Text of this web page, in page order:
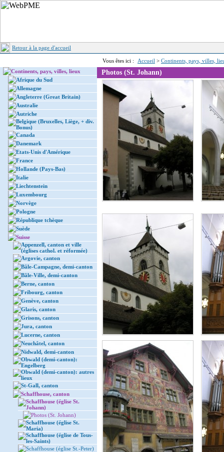
Retour à la page d'accueil
Vous êtes ici : Accueil > Continents, pays, villes,
Continents, pays, villes, lieux
Afrique du Sud
Allemagne
Angleterre (Great Britain)
Australie
Autriche
Belgique (Bruxelles, Liège, + div.
Bonus)
Canada
Danemark
Etats-Unis d'Amérique
France
Hollande (Pays-Bas)
Italie
Liechtenstein
Luxembourg
Norvège
Pologne
République tchèque
Suède
Suisse
Appenzell, canton et ville
(églises cathol. et réformée)
Argovie, canton
Bâle-Campagne, demi-canton
Bâle-Ville, demi-canton
Berne, canton
Fribourg, canton
Genève, canton
Glaris, canton
Grisons, canton
Jura, canton
Lucerne, canton
Neuchâtel, canton
Nidwald, demi-canton
Obwald (demi-canton):
Engelberg
Obwald (demi-canton): autres
lieux
St-Gall, canton
Schaffhouse, canton
Schaffhouse (église St.
Johann)
Photos (St. Johann)
Schaffhouse (église St.
Maria)
Schaffhouse (église de Tous-
les-Saints)
Schaffhouse (église St.-Peter)
Photos (St. Johann)